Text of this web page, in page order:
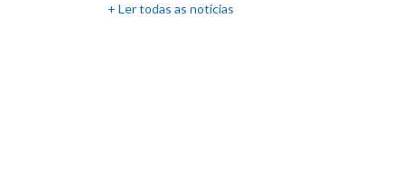
+ Ler todas as notícias